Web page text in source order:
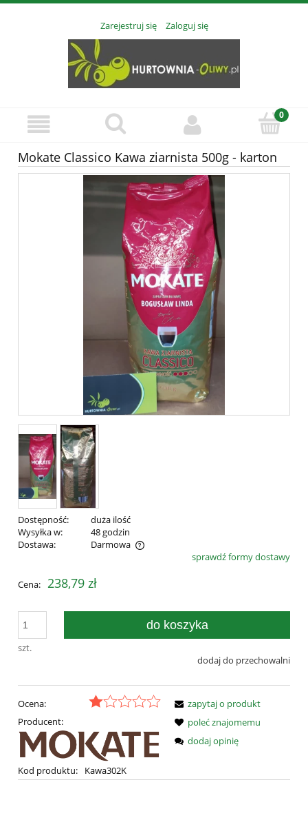
Zarejestruj się Zaloguj się
Mokate Classico Kawa ziarnista 500g - karton
Dostępność:
duża ilość
Wysyłka w:
48 godzin
Dostawa:
Darmowa
Cena nie zawiera ewentualnych kosztów płatnościsprawdź formy dostawy
Cena: 238,79 zł
szt.
do koszyka
dodaj do przechowalni
Ocena:
Producent:
Kod produktu: Kawa302K
zapytaj o produkt
poleć znajomemu
dodaj opinię